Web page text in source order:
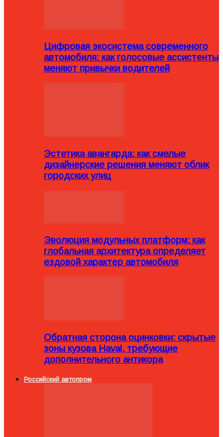
Цифровая экосистема современного
автомобиля: как голосовые ассистенты
меняют привычки водителей
Эстетика авангарда: как смелые
дизайнерские решения меняют облик
городских улиц
Эволюция модульных платформ: как
глобальная архитектура определяет
ездовой характер автомобиля
Обратная сторона оцинковки: скрытые
зоны кузова Haval, требующие
дополнительного антикора
Российский автопром